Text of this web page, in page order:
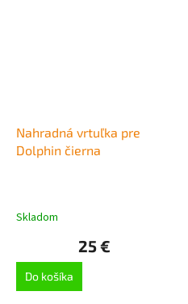
Nahradná vrtuľka pre
Dolphin čierna
Skladom
25 €
Do košíka